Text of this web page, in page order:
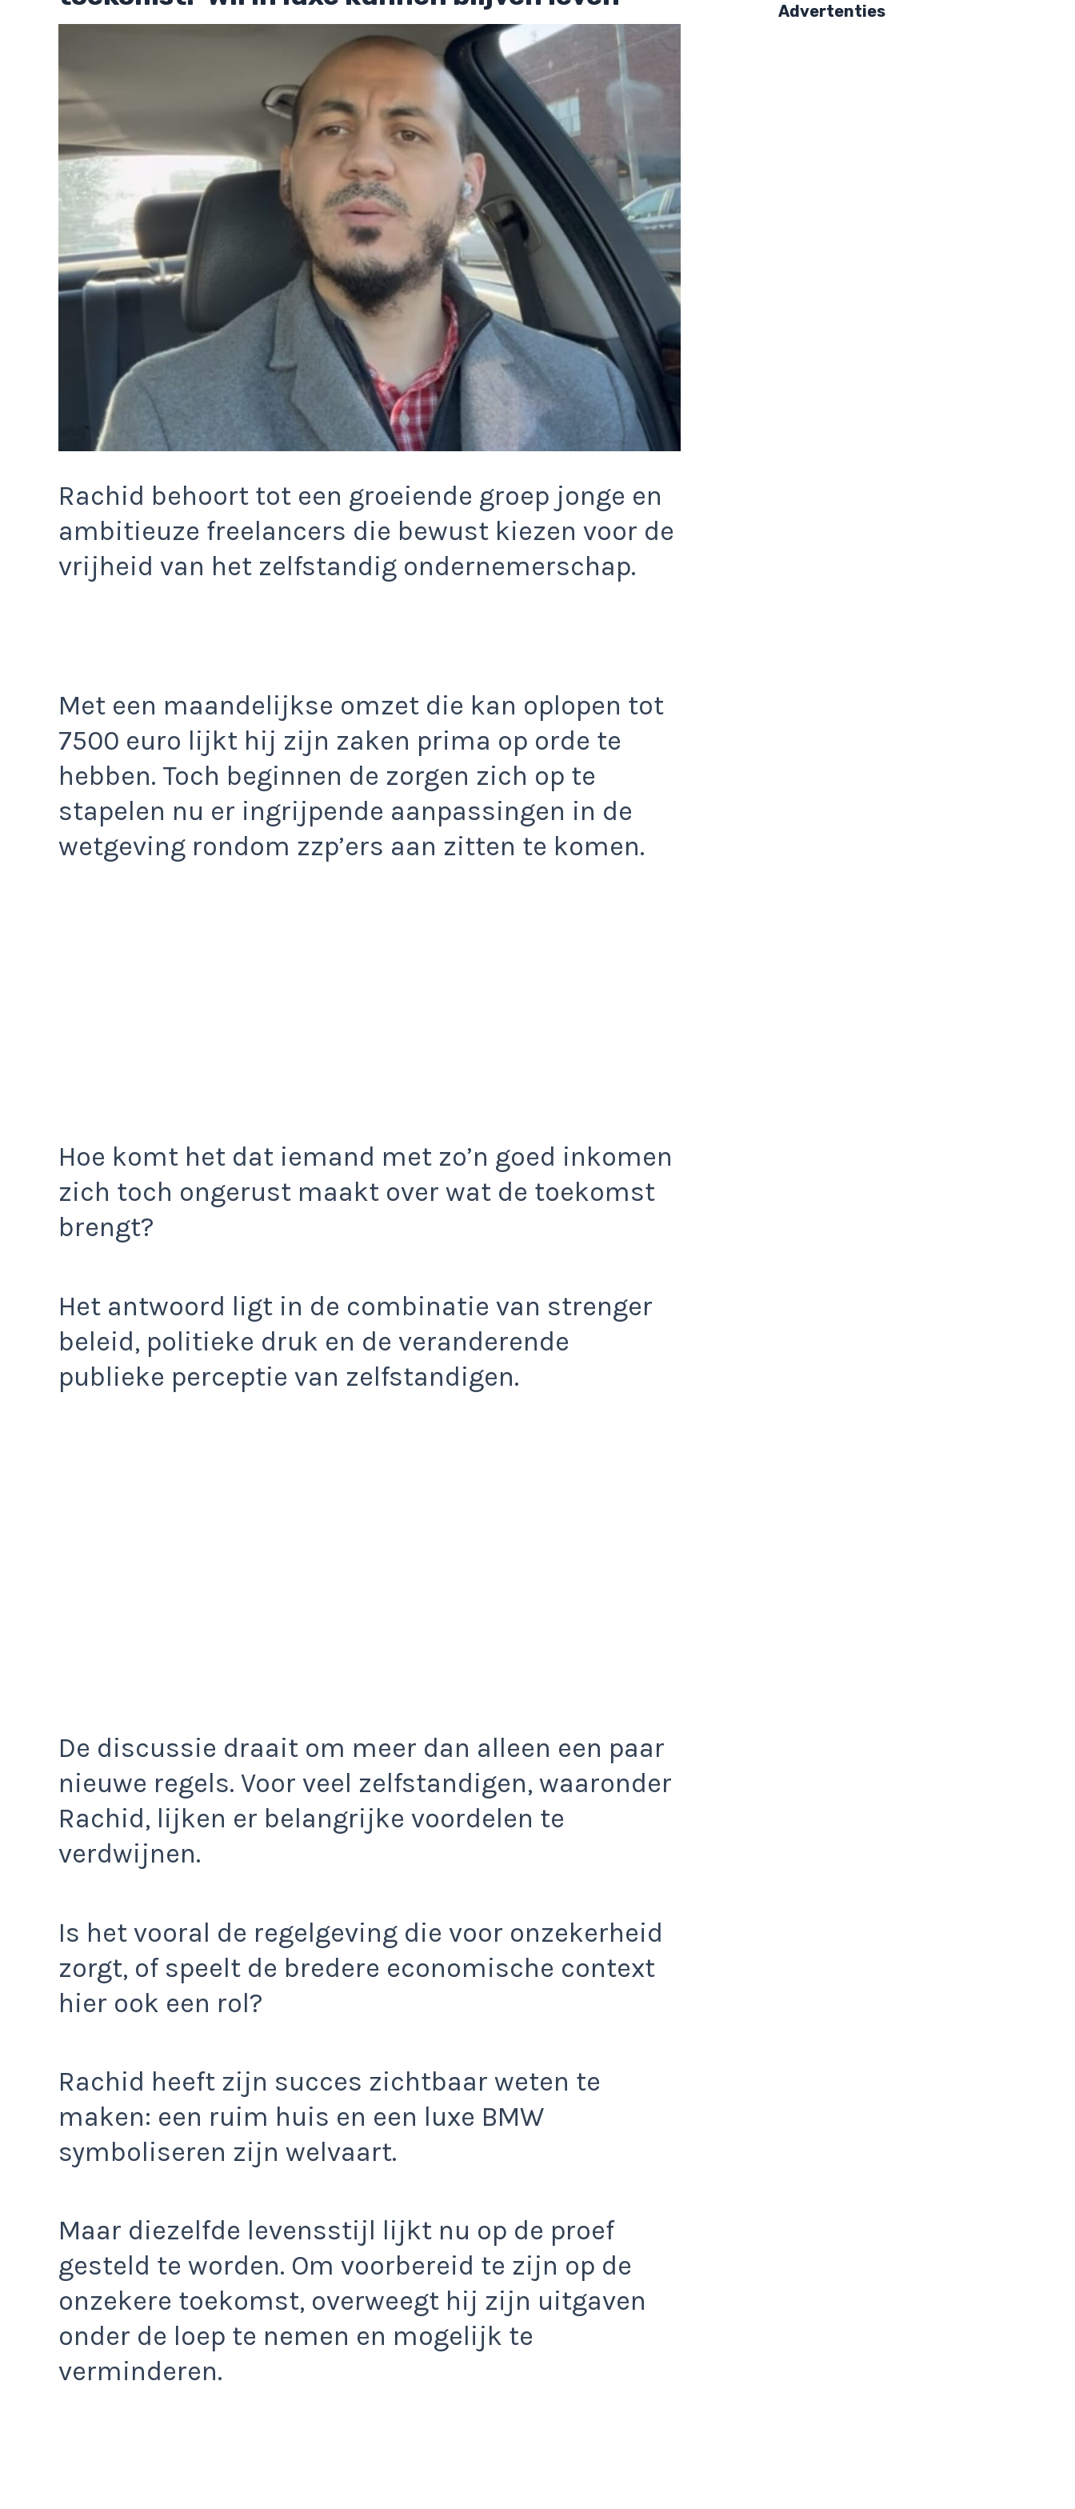
Rachid behoort tot een groeiende groep jonge en
ambitieuze freelancers die bewust kiezen voor de
vrijheid van het zelfstandig ondernemerschap.
Met een maandelijkse omzet die kan oplopen tot
7500 euro lijkt hij zijn zaken prima op orde te
hebben. Toch beginnen de zorgen zich op te
stapelen nu er ingrijpende aanpassingen in de
wetgeving rondom zzp’ers aan zitten te komen.
Hoe komt het dat iemand met zo’n goed inkomen
zich toch ongerust maakt over wat de toekomst
brengt?
Het antwoord ligt in de combinatie van strenger
beleid, politieke druk en de veranderende
publieke perceptie van zelfstandigen.
De discussie draait om meer dan alleen een paar
nieuwe regels. Voor veel zelfstandigen, waaronder
Rachid, lijken er belangrijke voordelen te
verdwijnen.
Is het vooral de regelgeving die voor onzekerheid
zorgt, of speelt de bredere economische context
hier ook een rol?
Rachid heeft zijn succes zichtbaar weten te
maken: een ruim huis en een luxe BMW
symboliseren zijn welvaart.
Maar diezelfde levensstijl lijkt nu op de proef
gesteld te worden. Om voorbereid te zijn op de
onzekere toekomst, overweegt hij zijn uitgaven
onder de loep te nemen en mogelijk te
verminderen.
Advertenties